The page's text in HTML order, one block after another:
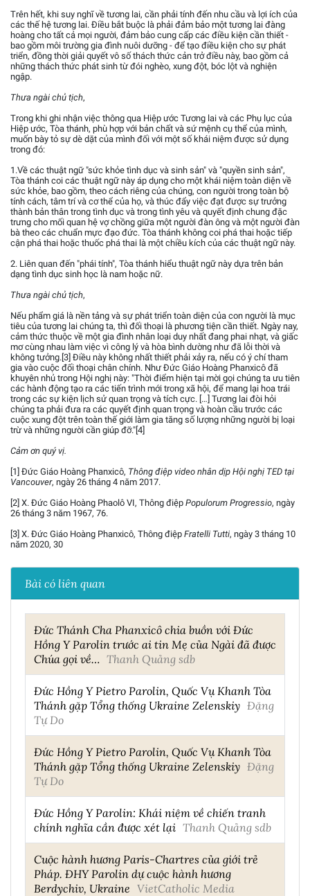
Trên hết, khi suy nghĩ về tương lai, cần phải tính đến nhu cầu và lợi ích của
các thế hệ tương lai. Điều bắt buộc là phải đảm bảo một tương lai đàng
hoàng cho tất cả mọi người, đảm bảo cung cấp các điều kiện cần thiết -
bao gồm môi trường gia đình nuôi dưỡng - để tạo điều kiện cho sự phát
triển, đồng thời giải quyết vô số thách thức cản trở điều này, bao gồm cả
những thách thức phát sinh từ đói nghèo, xung đột, bóc lột và nghiện
ngập.
Thưa ngài chủ tịch,
Trong khi ghi nhận việc thông qua Hiệp ước Tương lai và các Phụ lục của
Hiệp ước, Tòa thánh, phù hợp với bản chất và sứ mệnh cụ thể của mình,
muốn bày tỏ sự dè dặt của mình đối với một số khái niệm được sử dụng
trong đó:
1.Về các thuật ngữ "sức khỏe tình dục và sinh sản" và "quyền sinh sản",
Tòa thánh coi các thuật ngữ này áp dụng cho một khái niệm toàn diện về
sức khỏe, bao gồm, theo cách riêng của chúng, con người trong toàn bộ
tính cách, tâm trí và cơ thể của họ, và thúc đẩy việc đạt được sự trưởng
thành bản thân trong tình dục và trong tình yêu và quyết định chung đặc
trưng cho mối quan hệ vợ chồng giữa một người đàn ông và một người đàn
bà theo các chuẩn mực đạo đức. Tòa thánh không coi phá thai hoặc tiếp
cận phá thai hoặc thuốc phá thai là một chiều kích của các thuật ngữ này.
2. Liên quan đến "phái tính", Tòa thánh hiểu thuật ngữ này dựa trên bản
dạng tình dục sinh học là nam hoặc nữ.
Thưa ngài chủ tịch,
Nếu phẩm giá là nền tảng và sự phát triển toàn diện của con người là mục
tiêu của tương lai chúng ta, thì đối thoại là phương tiện cần thiết. Ngày nay,
cảm thức thuộc về một gia đình nhân loại duy nhất đang phai nhạt, và giấc
mơ cùng nhau làm việc vì công lý và hòa bình dường như đã lỗi thời và
không tưởng.[3] Điều này không nhất thiết phải xảy ra, nếu có ý chí tham
gia vào cuộc đối thoại chân chính. Như Đức Giáo Hoàng Phanxicô đã
khuyên nhủ trong Hội nghị này: "Thời điểm hiện tại mời gọi chúng ta ưu tiên
các hành động tạo ra các tiến trình mới trong xã hội, để mang lại hoa trái
trong các sự kiện lịch sử quan trọng và tích cực. […] Tương lai đòi hỏi
chúng ta phải đưa ra các quyết định quan trọng và hoàn cầu trước các
cuộc xung đột trên toàn thế giới làm gia tăng số lượng những người bị loại
trừ và những người cần giúp đỡ."[4]
Cảm ơn quý vị.
[1] Đức Giáo Hoàng Phanxicô, Thông điệp video nhân dịp Hội nghị TED tại
Vancouver, ngày 26 tháng 4 năm 2017.
[2] X. Đức Giáo Hoàng Phaolô VI, Thông điệp Populorum Progressio, ngày
26 tháng 3 năm 1967, 76.
[3] X. Đức Giáo Hoàng Phanxicô, Thông điệp Fratelli Tutti, ngày 3 tháng 10
năm 2020, 30
Bài có liên quan
Đức Thánh Cha Phanxicô chia buồn với Đức
Hồng Y Parolin trước ai tin Mẹ của Ngài đã được
Chúa gọi về… Thanh Quảng sdb
Đức Hồng Y Pietro Parolin, Quốc Vụ Khanh Tòa
Thánh gặp Tổng thống Ukraine Zelenskiy Đặng
Tự Do
Đức Hồng Y Pietro Parolin, Quốc Vụ Khanh Tòa
Thánh gặp Tổng thống Ukraine Zelenskiy Đặng
Tự Do
Đức Hồng Y Parolin: Khái niệm về chiến tranh
chính nghĩa cần được xét lại Thanh Quảng sdb
Cuộc hành hương Paris-Chartres của giới trẻ
Pháp. ĐHY Parolin dự cuộc hành hương
Berdychiv, Ukraine VietCatholic Media